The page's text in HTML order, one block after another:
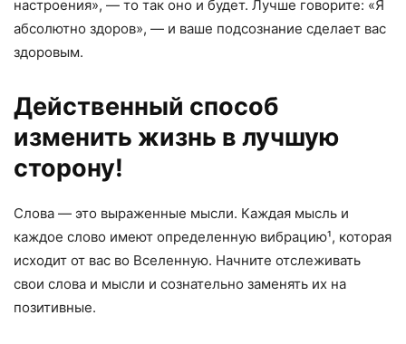
настроения», — то так оно и будет. Лучше говорите: «Я
абсолютно здоров», — и ваше подсознание сделает вас
здоровым.
Действенный способ
изменить жизнь в лучшую
сторону!
Слова — это выраженные мысли. Каждая мысль и
каждое слово имеют определенную вибрацию¹, которая
исходит от вас во Вселенную. Начните отслеживать
свои слова и мысли и сознательно заменять их на
позитивные.